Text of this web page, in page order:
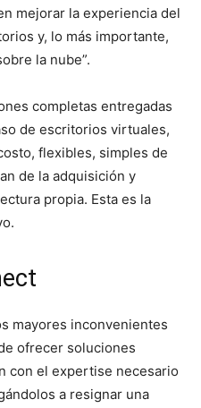
mejorar la experiencia del
y, lo más importante,
la nube”.
completas entregadas
de escritorios virtuales,
flexibles, simples de
de la adquisición y
propia. Esta es la
mayores inconvenientes
ofrecer soluciones
con el expertise necesario
a resignar una